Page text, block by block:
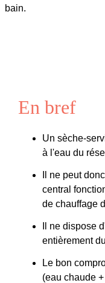
bain.
En bref
Un sèche-
à l'eau du
Il ne peut
central
de chauffage
Il ne dispose
entièrement
Le bon
(eau chaude